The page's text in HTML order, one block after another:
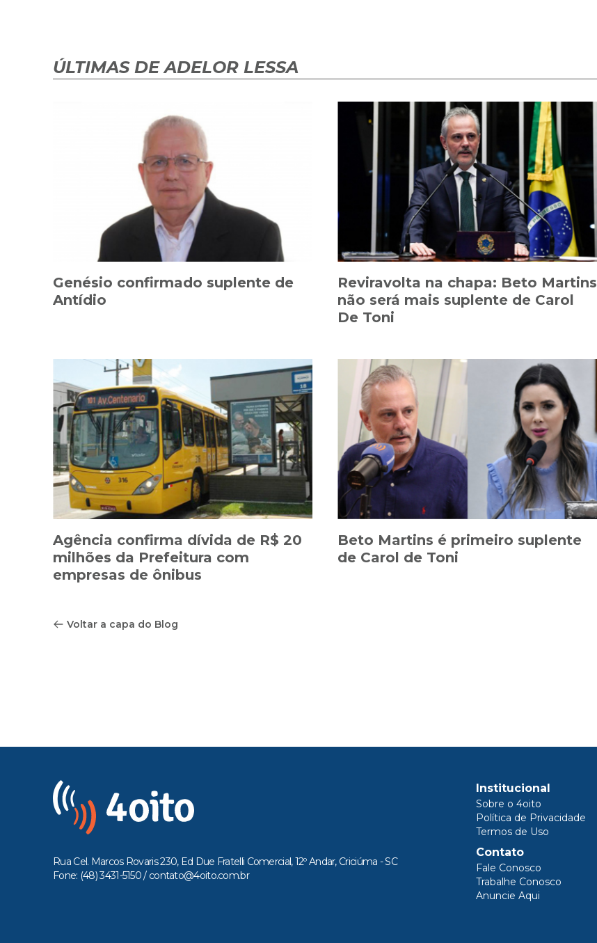
ÚLTIMAS DE ADELOR LESSA
Genésio confirmado suplente de
Antídio
Reviravolta na chapa: Beto Martins
não será mais suplente de Carol
De Toni
Agência confirma dívida de R$ 20
milhões da Prefeitura com
empresas de ônibus
Beto Martins é primeiro suplente
de Carol de Toni
Voltar a capa do Blog
Rua Cel. Marcos Rovaris 230, Ed Due Fratelli Comercial, 12º Andar, Criciúma - SC
Fone: (48) 3431-5150 / contato@4oito.com.br
Institucional
Sobre o 4oito
Política de Privacidade
Termos de Uso
Contato
Fale Conosco
Trabalhe Conosco
Anuncie Aqui